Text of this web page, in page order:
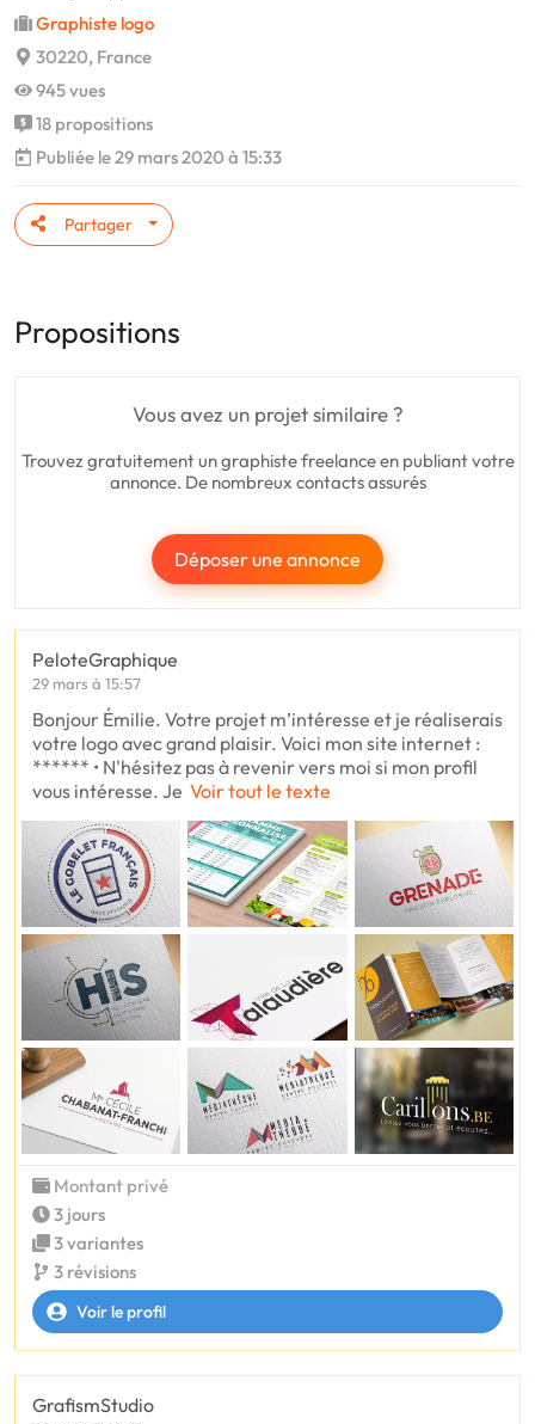
Graphiste logo
30220, France
945 vues
18 propositions
Publiée le 29 mars 2020 à 15:33
Partager
Propositions
Vous avez un projet similaire ?
Trouvez gratuitement un graphiste freelance en publiant votre
annonce. De nombreux contacts assurés
Déposer une annonce
PeloteGraphique
29 mars à 15:57
Bonjour Émilie. Votre projet m’intéresse et je réaliserais
votre logo avec grand plaisir. Voici mon site internet :
****** • N'hésitez pas à revenir vers moi si mon profil
vous intéresse. Je Voir tout le texte
Montant privé
3 jours
3 variantes
3 révisions
Voir le profil
GrafismStudio